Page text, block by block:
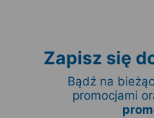
Zapisz się
Bądź na
promocjami